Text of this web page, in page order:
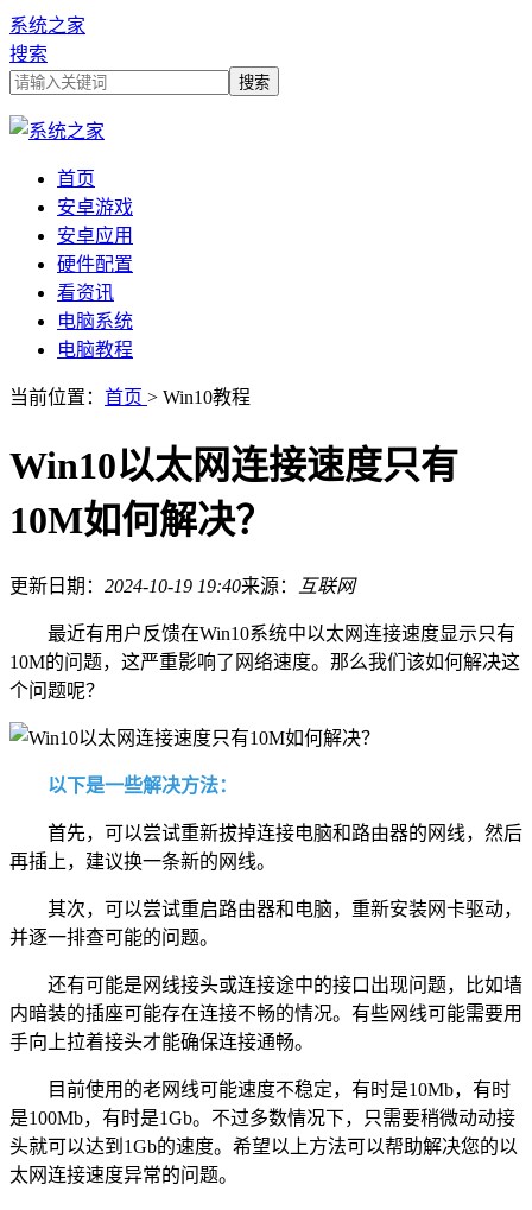
系统之家
搜索
首页
安卓游戏
安卓应用
硬件配置
看资讯
电脑系统
电脑教程
当前位置： 首页 > Win10教程
Win10以太网连接速度只有
10M如何解决？
更新日期： 2024-10-19 19:40来源： 互联网
最近有用户反馈在Win10系统中以太网连接速度显示只有
10M的问题，这严重影响了网络速度。那么我们该如何解决这
个问题呢？
以下是一些解决方法：
首先，可以尝试重新拔掉连接电脑和路由器的网线，然后
再插上，建议换一条新的网线。
其次，可以尝试重启路由器和电脑，重新安装网卡驱动，
并逐一排查可能的问题。
还有可能是网线接头或连接途中的接口出现问题，比如墙
内暗装的插座可能存在连接不畅的情况。有些网线可能需要用
手向上拉着接头才能确保连接通畅。
目前使用的老网线可能速度不稳定，有时是10Mb，有时
是100Mb，有时是1Gb。不过多数情况下，只需要稍微动动接
头就可以达到1Gb的速度。希望以上方法可以帮助解决您的以
太网连接速度异常的问题。